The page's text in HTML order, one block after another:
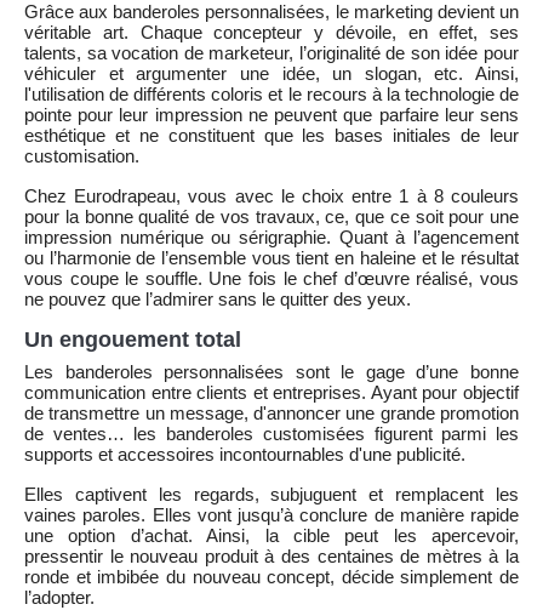
Grâce aux banderoles personnalisées, le marketing devient un
véritable art. Chaque concepteur y dévoile, en effet, ses
talents, sa vocation de marketeur, l’originalité de son idée pour
véhiculer et argumenter une idée, un slogan, etc. Ainsi,
l'utilisation de différents coloris et le recours à la technologie de
pointe pour leur impression ne peuvent que parfaire leur sens
esthétique et ne constituent que les bases initiales de leur
customisation.
Chez Eurodrapeau, vous avec le choix entre 1 à 8 couleurs
pour la bonne qualité de vos travaux, ce, que ce soit pour une
impression numérique ou sérigraphie. Quant à l’agencement
ou l’harmonie de l’ensemble vous tient en haleine et le résultat
vous coupe le souffle. Une fois le chef d’œuvre réalisé, vous
ne pouvez que l’admirer sans le quitter des yeux.
Un engouement total
Les banderoles personnalisées sont le gage d’une bonne
communication entre clients et entreprises. Ayant pour objectif
de transmettre un message, d'annoncer une grande promotion
de ventes… les banderoles customisées figurent parmi les
supports et accessoires incontournables d'une publicité.
Elles captivent les regards, subjuguent et remplacent les
vaines paroles. Elles vont jusqu’à conclure de manière rapide
une option d’achat. Ainsi, la cible peut les apercevoir,
pressentir le nouveau produit à des centaines de mètres à la
ronde et imbibée du nouveau concept, décide simplement de
l’adopter.